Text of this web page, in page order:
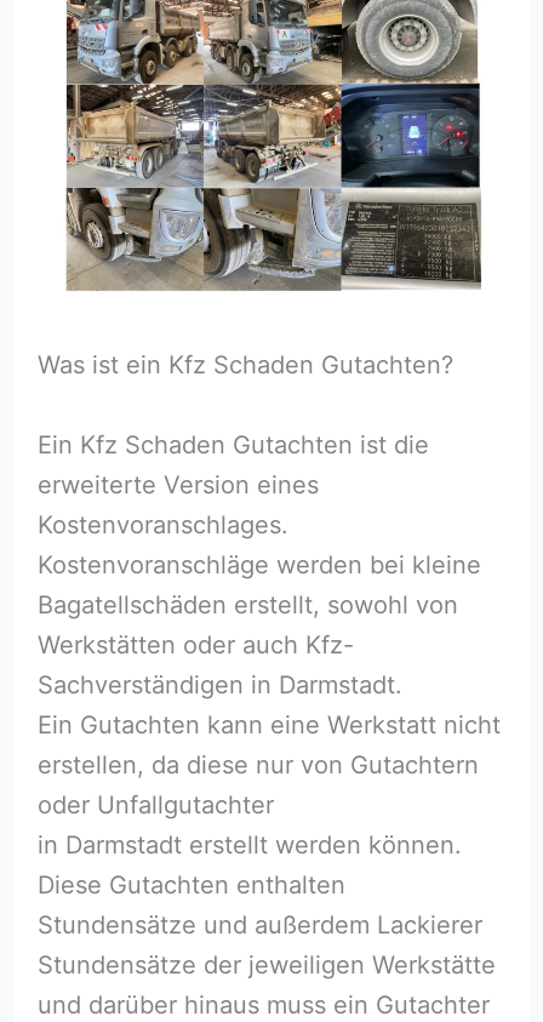
Was ist ein Kfz Schaden Gutachten?
Ein Kfz Schaden Gutachten ist die
erweiterte Version eines
Kostenvoranschlages.
Kostenvoranschläge werden bei kleine
Bagatellschäden erstellt, sowohl von
Werkstätten oder auch Kfz-
Sachverständigen in Darmstadt.
Ein Gutachten kann eine Werkstatt nicht
erstellen, da diese nur von Gutachtern
oder Unfallgutachter
in Darmstadt erstellt werden können.
Diese Gutachten enthalten
Stundensätze und außerdem Lackierer
Stundensätze der jeweiligen Werkstätte
und darüber hinaus muss ein Gutachter